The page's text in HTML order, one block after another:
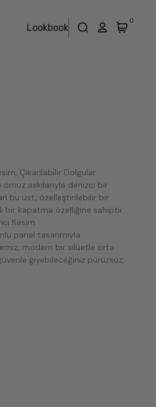
Lookbook
0
Çıkarılabilir Dolgular
askılarıyla denizci bir
bu üst, özelleştirilebilir bir
bir kapatma özelliğine sahiptir.
Kesim
panel tasarımıyla
modern bir silüetle orta
giyebileceğiniz pürüzsüz,